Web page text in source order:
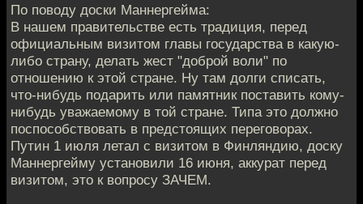
По поводу доски Маннергейма:
В нашем правительстве есть традиция, перед
официальным визитом главы государства в какую-
либо страну, делать жест "доброй воли" по
отношению к этой стране. Ну там долги списать,
что-нибудь подарить или памятник поставить кому-
нибудь уважаемому в той стране. Типа это должно
поспособствовать в предстоящих переговорах.
Путин 1 июля летал с визитом в Финляндию, доску
Маннергейму установили 16 июня, аккурат перед
визитом, это к вопросу ЗАЧЕМ.